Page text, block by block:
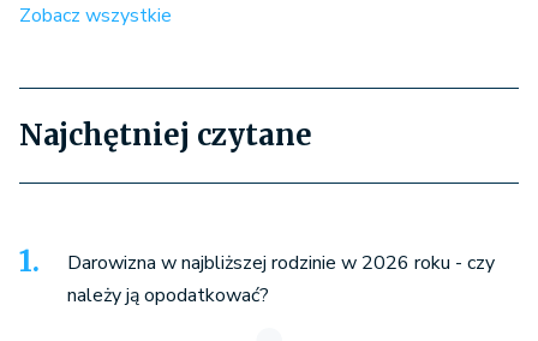
Zobacz wszystkie
Najchętniej czytane
Darowizna w najbliższej rodzinie w 2026 roku - czy
należy ją opodatkować?